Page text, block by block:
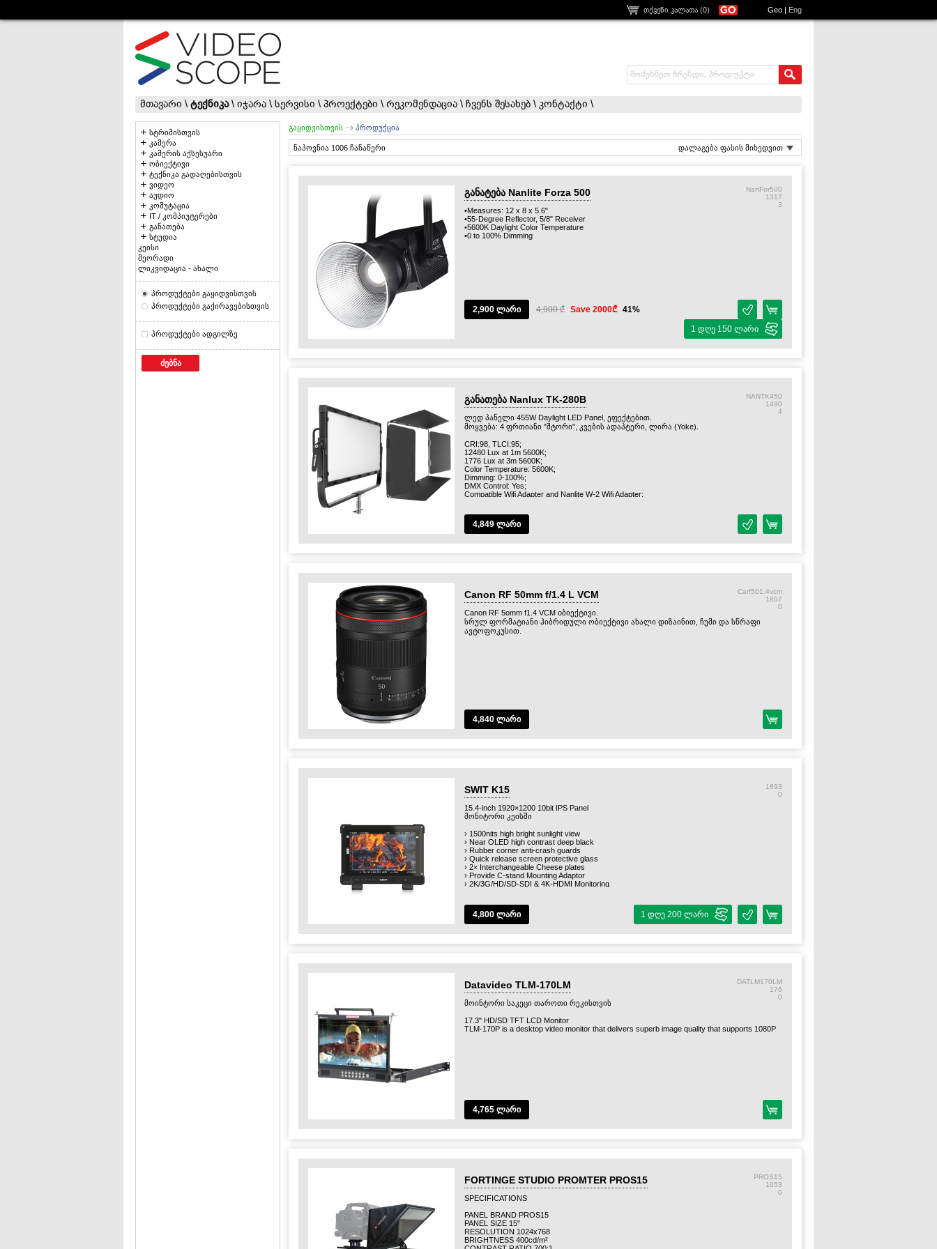
თქვენი კალათა (0) Geo | Eng
მთავარი \ ტექნიკა\ იჯარა \ სერვისი \ პროექტები \ რეკომენდაცია \ ჩვენს შესახებ \ კონტაქტი \
სტრიმისთვის
კამერა
კამერის აქსესუარი
ობიექტივი
ტექნიკა გადაღებისთვის
ვიდეო
აუდიო
კომუტაცია
IT / კომპიუტერები
განათება
სტუდია
კეისი
მეორადი
ლიკვიდაცია - ახალი
პროდუქტები გაყიდვისთვის
პროდუქტები გაქირავებისთვის
პროდუქტები ადგილზე
ძებნა
გაყიდვისთვის პროდუქცია
ნაპოვნია 1006 ჩანაწერი დალაგება ფასის მიხედვით
განატება Nanlite Forza 500
NanFor500
1317
3
•Measures: 12 x 8 x 5.6"
•55-Degree Reflector, 5/8" Receiver
•5600K Daylight Color Temperature
•0 to 100% Dimming
2,900 ლარი 4,900 ₾ Save 2000₾ 41%
1 დღე 150 ლარი
განათება Nanlux TK-280B
NANTK450
1490
4
ლედ პანელი 455W Daylight LED Panel, ეფექტებით.
მოყვება: 4 ფრთიანი "შტორი", კვების ადაპტერი, ლირა (Yoke).
CRI:98, TLCI:95;
12480 Lux at 1m 5600K;
1776 Lux at 3m 5600K;
Color Temperature: 5600K;
Dimming: 0-100%;
DMX Control: Yes;
Compatible Wifi Adapter and Nanlite W-2 Wifi Adapter;
Power Source: DC48V/10A, 455W;
Battery Compatibility: TBA.
Runtime @ 100% Brightness (Hours): TBA.
Height 54(cm), Length 134(cm), Width 8.5(cm);
4,849 ლარი
Canon RF 50mm f/1.4 L VCM
Carf501.4vcm
1807
0
Canon RF 5omm f1.4 VCM oბიექტივი.
სრულ ფორმატიანი ჰიბრიდული ობიექტივი ახალი დიზაინით, ჩუმი და სწრაფი
ავტოფოკუსით.
4,840 ლარი
SWIT K15
1893
0
15.4-inch 1920×1200 10bit IPS Panel
მონიტორი კეისში
› 1500nits high bright sunlight view
› Near OLED high contrast deep black
› Rubber corner anti-crash guards
› Quick release screen protective glass
› 2× Interchangeable Cheese plates
› Provide C-stand Mounting Adaptor
› 2K/3G/HD/SD-SDI & 4K-HDMI Monitoring
› Automatic 3DLuts Calibration by USB-C
› Scene OS - 8 Pages Create Quick Switching
› 4× Function Keys Assigned for Each Scene
› Anamorphic De-squeeze
› Custom False color / Zebra values
› Shipping with engineering carrying case
4,800 ლარი 1 დღე 200 ლარი
Datavideo TLM-170LM
DATLM170LM
176
0
მოინტორი საკეცი თაროთი რეკისთვის
17.3" HD/SD TFT LCD Monitor
TLM-170P is a desktop video monitor that delivers superb image quality that supports 1080P
4,765 ლარი
FORTINGE STUDIO PROMTER PROS15
PROS15
1053
0
SPECIFICATIONS
PANEL BRAND PROS15
PANEL SIZE 15"
RESOLUTION 1024x768
BRIGHTNESS 400cd/m²